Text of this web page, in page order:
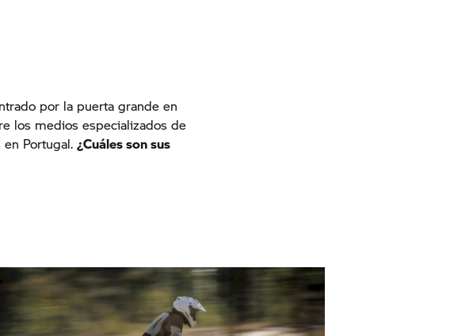
por la puerta grande en
los medios especializados de
en Portugal.¿Cuáles son sus